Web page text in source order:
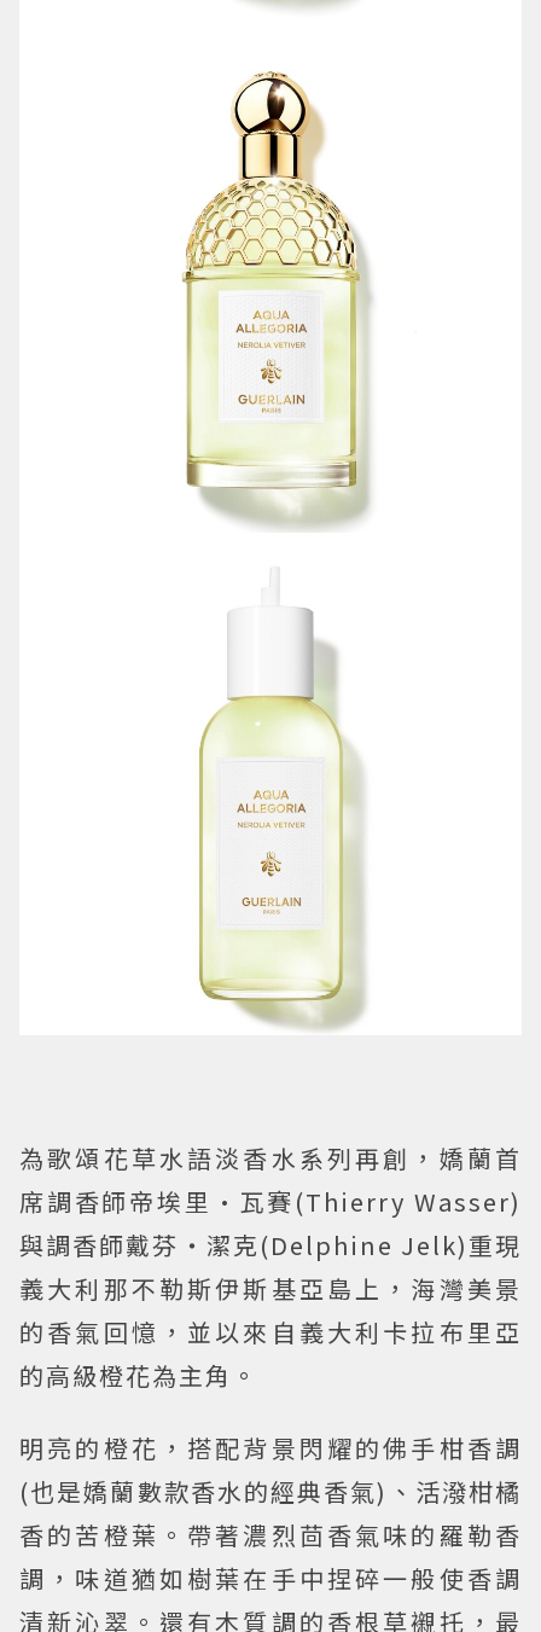
為歌頌花草水語淡香水系列再創，嬌蘭首
席調香師帝埃里·瓦賽(Thierry Wasser)
與調香師戴芬‧潔克(Delphine Jelk)重現
義大利那不勒斯伊斯基亞島上，海灣美景
的香氣回憶，並以來自義大利卡拉布里亞
的高級橙花為主角。
明亮的橙花，搭配背景閃耀的佛手柑香調
(也是嬌蘭數款香水的經典香氣)、活潑柑橘
香的苦橙葉。帶著濃烈茴香氣味的羅勒香
調，味道猶如樹葉在手中捏碎一般使香調
清新沁翠。還有木質調的香根草襯托，最